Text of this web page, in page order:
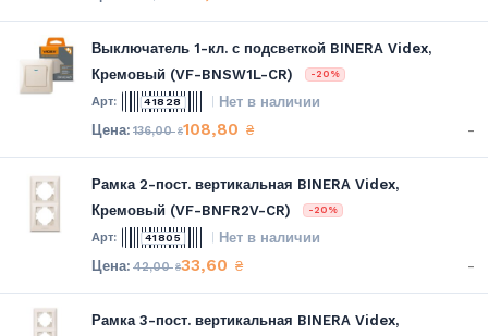
Выключатель 1-кл. с подсветкой BINERA Videx,
Кремовый (VF-BNSW1L-CR)
-20%
41828 Нет в наличии
136,00₴108,80 ₴ -
Рамка 2-пост. вертикальная BINERA Videx,
Кремовый (VF-BNFR2V-CR)
-20%
41805 Нет в наличии
42,00₴33,60 ₴ -
Рамка 3-пост. вертикальная BINERA Videx,